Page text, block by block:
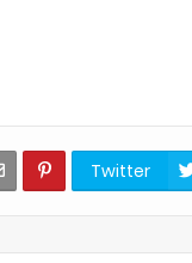
Twitter